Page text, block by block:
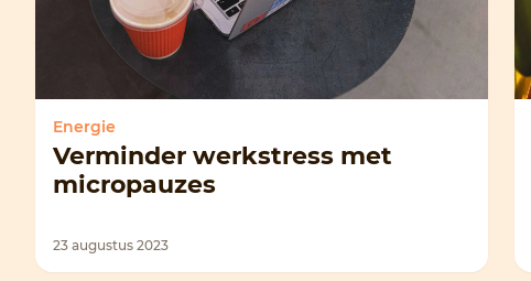
Energie
Verminder werkstress met
micropauzes
23 augustus 2023